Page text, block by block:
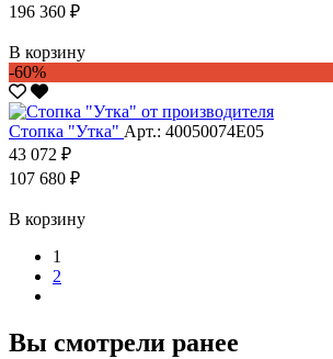
196 360 ₽
В корзину
-60%
Стопка "Утка" Арт.: 40050074Е05
43 072 ₽
107 680 ₽
В корзину
1
2
Вы смотрели ранее